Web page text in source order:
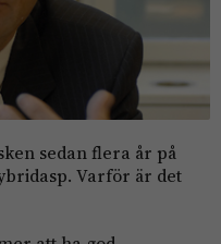
sedan flera år på
Varför är det